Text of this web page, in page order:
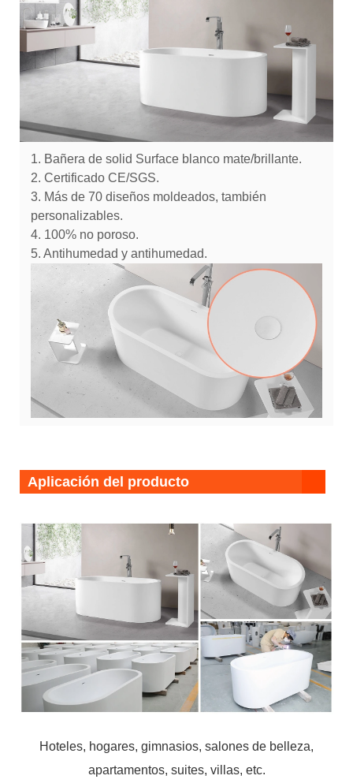
1. Bañera de solid Surface blanco mate/brillante.
2. Certificado CE/SGS.
3. Más de 70 diseños moldeados, también
personalizables.
4. 100% no poroso.
5. Antihumedad y antihumedad.
Aplicación del producto
Hoteles, hogares, gimnasios, salones de belleza,
apartamentos, suites, villas, etc.